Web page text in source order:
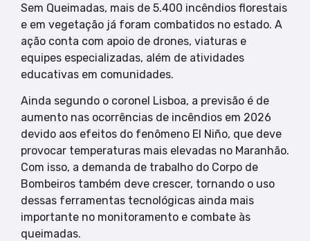
Sem Queimadas, mais de 5.400 incêndios florestais
e em vegetação já foram combatidos no estado. A
ação conta com apoio de drones, viaturas e
equipes especializadas, além de atividades
educativas em comunidades.
Ainda segundo o coronel Lisboa, a previsão é de
aumento nas ocorrências de incêndios em 2026
devido aos efeitos do fenômeno El Niño, que deve
provocar temperaturas mais elevadas no Maranhão.
Com isso, a demanda de trabalho do Corpo de
Bombeiros também deve crescer, tornando o uso
dessas ferramentas tecnológicas ainda mais
importante no monitoramento e combate às
queimadas.